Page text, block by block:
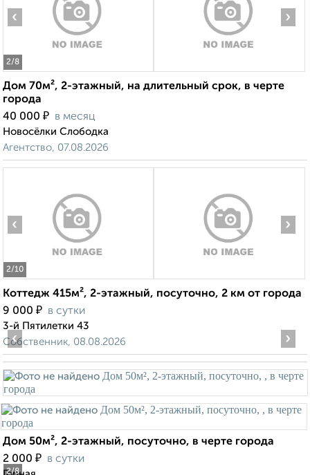
2/8
‹ ›
Дом 70м², 2-этажный, на длительный срок, в черте
города
40 000 ₽ в месяц
Новосёлки Слободка
Агентство, 07.08.2026
2/10
‹ ›
Коттедж 415м², 2-этажный, посуточно, 2 км от города
9 000 ₽ в сутки
3-й Пятилетки 43
Собственник, 08.08.2026
2/8
‹ ›
Дом 50м², 2-этажный, посуточно, в черте города
2 000 ₽ в сутки